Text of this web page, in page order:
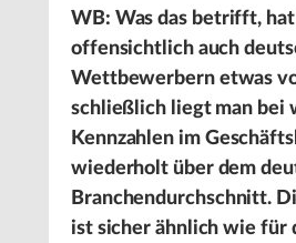
WB: Was das betrifft,
offensichtlich auch
Wettbewerbern etwas
schließlich liegt man bei
Kennzahlen im
wiederholt über dem
Branchendurchschnitt.
ist sicher ähnlich wie für